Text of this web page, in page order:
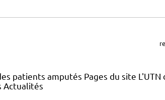
patients amputés Pages du site L'UTN
Actualités